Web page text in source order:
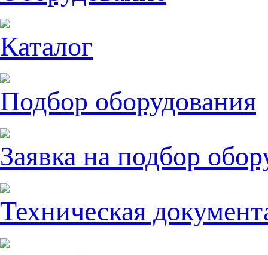
Каталог
Подбор оборудования
Заявка на подбор
Техническая